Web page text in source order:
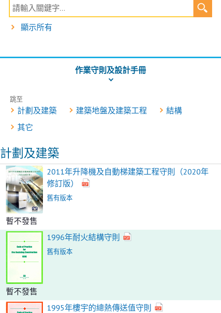
顯示所有
作業守則及設計手冊
跳至
計劃及建築 建築地盤及建築工程
結構
其它
計劃及建築
2011年升降機及自動梯建築工程守則（2020年
修訂版）
舊有版本
暫不發售
1996年耐火結構守則
舊有版本
暫不發售
1995年樓宇的總熱傳送值守則